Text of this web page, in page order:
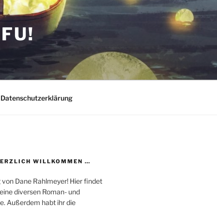
Datenschutzerklärung
WILLKOMMEN …
Dane Rahlmeyer! Hier findet
diversen Roman- und
Außerdem habt ihr die